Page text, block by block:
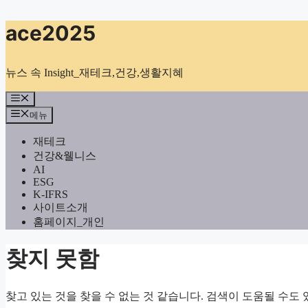
컨
텐
로
너
뛰
기
ace2025
뉴스 속 Insight_재테크,건강,생활지혜
메
뉴
메뉴
재테크
건강&웰니스
AI
ESG
K-IFRS
사이트소개
홈페이지_개인
찾지 못함
찾고 있는 것을 찾을 수 없는 것 같습니다. 검색이 도움될 수도